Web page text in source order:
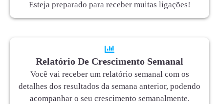
Esteja preparado para receber muitas ligações!
Relatório De Crescimento Semanal
Você vai receber um relatório semanal com os
detalhes dos resultados da semana anterior, podendo
acompanhar o seu crescimento semanalmente.